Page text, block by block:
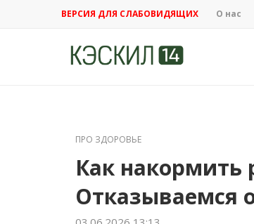
ВЕРСИЯ ДЛЯ СЛАБОВИДЯЩИХ О нас
ПРО ЗДОРОВЬЕ
Как накормить
Отказываемся